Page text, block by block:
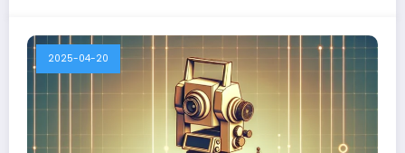
2025-04-20